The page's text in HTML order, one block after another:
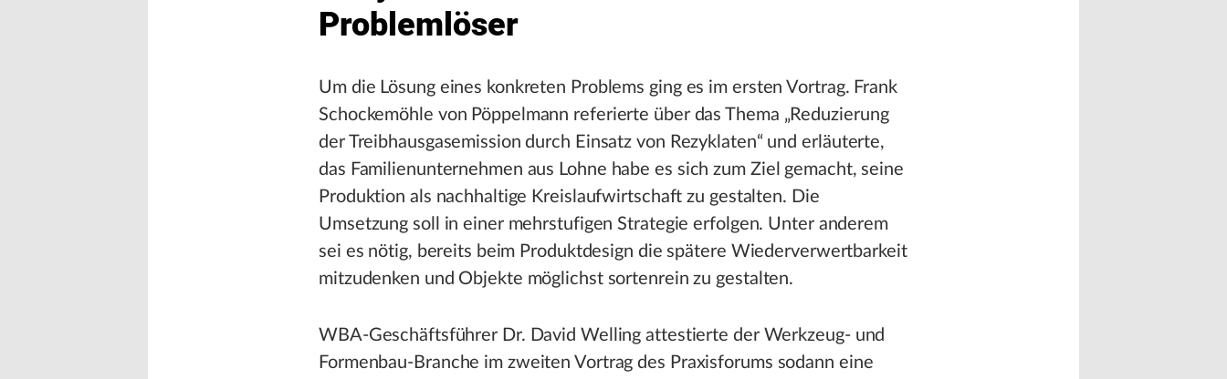
Problemlöser
Um die Lösung eines konkreten Problems ging es im ersten Vortrag. Frank
Schockemöhle von Pöppelmann referierte über das Thema „Reduzierung
der Treibhausgasemission durch Einsatz von Rezyklaten“ und erläuterte,
das Familienunternehmen aus Lohne habe es sich zum Ziel gemacht, seine
Produktion als nachhaltige Kreislaufwirtschaft zu gestalten. Die
Umsetzung soll in einer mehrstufigen Strategie erfolgen. Unter anderem
sei es nötig, bereits beim Produktdesign die spätere Wiederverwertbarkeit
mitzudenken und Objekte möglichst sortenrein zu gestalten.
WBA-Geschäftsführer Dr. David Welling attestierte der Werkzeug- und
Formenbau-Branche im zweiten Vortrag des Praxisforums sodann eine